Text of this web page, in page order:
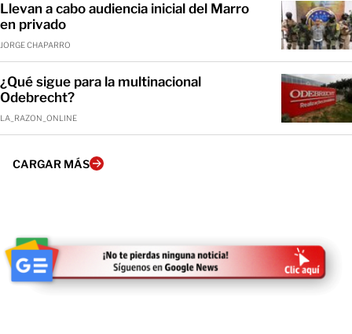
Llevan a cabo audiencia inicial del Marro
en privado
JORGE CHAPARRO
¿Qué sigue para la multinacional
Odebrecht?
LA_RAZON_ONLINE
CARGAR MÁS